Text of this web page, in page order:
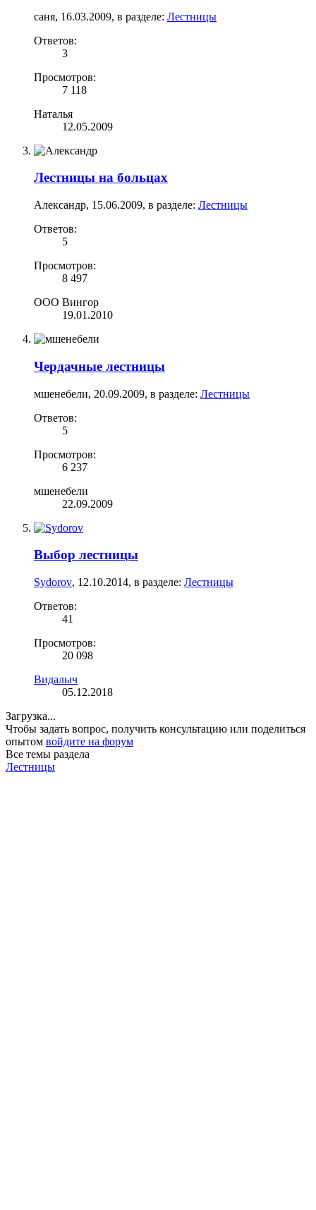
саня, 16.03.2009, в разделе: Лестницы
Ответов:
3
Просмотров:
7 118
Наталья
12.05.2009
Лестницы на больцах
Александр, 15.06.2009, в разделе: Лестницы
Ответов:
5
Просмотров:
8 497
ООО Вингор
19.01.2010
Чердачные лестницы
мшенебели, 20.09.2009, в разделе: Лестницы
Ответов:
5
Просмотров:
6 237
мшенебели
22.09.2009
Выбор лестницы
Sydorov, 12.10.2014, в разделе: Лестницы
Ответов:
41
Просмотров:
20 098
Видалыч
05.12.2018
Загрузка...
Чтобы задать вопрос, получить консультацию или поделиться
опытом войдите на форум
Все темы раздела
Лестницы